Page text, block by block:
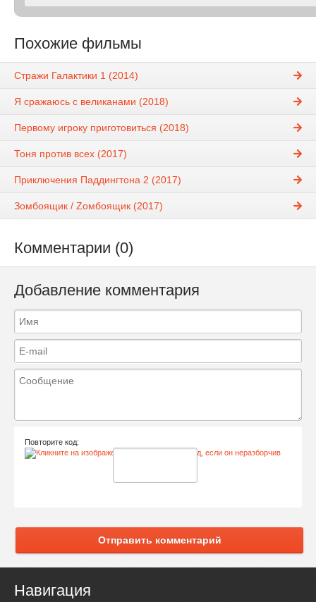
Похожие фильмы
Стражи Галактики 1 (2014)
Я сражаюсь с великанами (2018)
Первому игроку приготовиться (2018)
Тоня против всех (2017)
Приключения Паддингтона 2 (2017)
Зомбоящик / Zомбоящик (2017)
Комментарии (0)
Добавление комментария
Повторите код:
Отправить комментарий
Навигация